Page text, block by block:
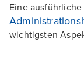
Eine
wichtigsten